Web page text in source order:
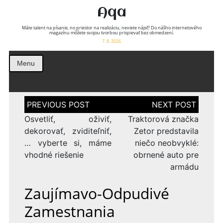
Aqa
Máte talent na písanie, no priestor na realizáciu, neviete nájsť? Do nášho internetového
magazínu môžete svojou tvorbou prispievať bez obmedzení.
7. 8. 2026
Menu
Navigace
pro
příspěvek
Osvetliť, oživiť,
dekorovať, zviditeľniť,
… vyberte si, máme
vhodné riešenie
Traktorová značka
Zetor predstavila
niečo neobvyklé:
obrnené auto pre
armádu
Zaujímavo-Odpudivé
Zamestnania